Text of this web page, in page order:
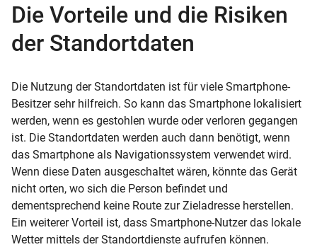
Die Vorteile und die Risiken
der Standortdaten
Die Nutzung der Standortdaten ist für viele Smartphone-
Besitzer sehr hilfreich. So kann das Smartphone lokalisiert
werden, wenn es gestohlen wurde oder verloren gegangen
ist. Die Standortdaten werden auch dann benötigt, wenn
das Smartphone als Navigationssystem verwendet wird.
Wenn diese Daten ausgeschaltet wären, könnte das Gerät
nicht orten, wo sich die Person befindet und
dementsprechend keine Route zur Zieladresse herstellen.
Ein weiterer Vorteil ist, dass Smartphone-Nutzer das lokale
Wetter mittels der Standortdienste aufrufen können.